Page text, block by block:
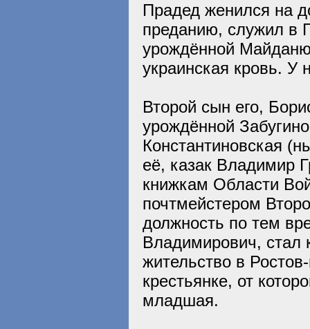
Прадед женился на
преданию, служил в
урождённой
украинская кровь.
Второй сын его,
урождённой
Константиновская
её, казак Владимир
книжкам Области
почтмейстером
должность по тем
Владимирович, стал
жительство в
крестьянке, от
младшая.